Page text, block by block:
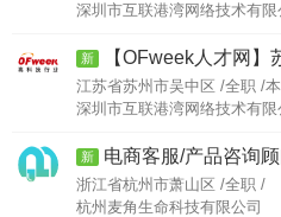
深圳市互联港湾网络技术有限
新 【OFweek人才网】苏州创瑞光学科
江苏省苏州市吴中区 /全职 /
深圳市互联港湾网络技术有限
新 电商客服/产品咨询顾问/健
浙江省杭州市萧山区 /全职 /
杭州麦角生命科技有限公司